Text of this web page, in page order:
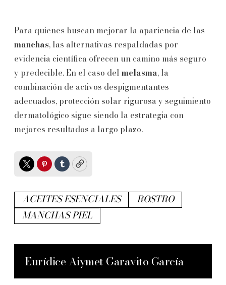
Para quienes buscan mejorar la apariencia de las
manchas, las alternativas respaldadas por
evidencia científica ofrecen un camino más seguro
y predecible. En el caso del melasma, la
combinación de activos despigmentantes
adecuados, protección solar rigurosa y seguimiento
dermatológico sigue siendo la estrategia con
mejores resultados a largo plazo.
TwitterPinterest
TumblrCopy
ACEITES ESENCIALES
ROSTRO
MANCHAS PIEL
Eurídice Aiymet Garavito García